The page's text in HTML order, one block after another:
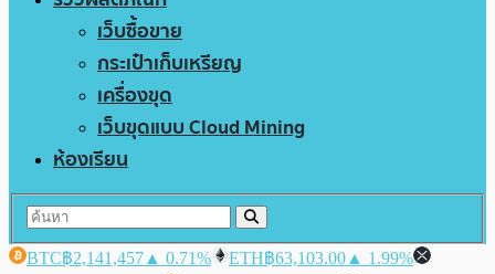
เว็บซื้อขาย
กระเป๋าเก็บเหรียญ
เครื่องขุด
เว็บขุดแบบ Cloud Mining
ห้องเรียน
BTC฿2,141,457 ▲ 0.71% ETH฿63,103.00 ▲ 1.99%